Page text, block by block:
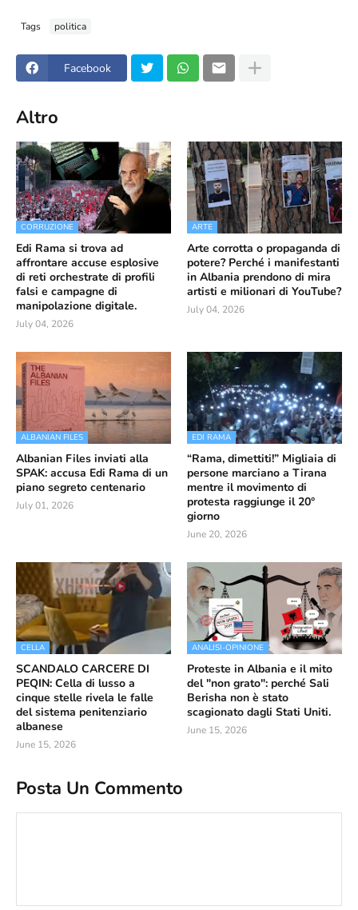
Tags politica
Facebook
Altro
CORRUZIONE
Edi Rama si trova ad
affrontare accuse esplosive
di reti orchestrate di profili
falsi e campagne di
manipolazione digitale.
July 04, 2026
ARTE
Arte corrotta o propaganda di
potere? Perché i manifestanti
in Albania prendono di mira
artisti e milionari di YouTube?
July 04, 2026
ALBANIAN FILES
Albanian Files inviati alla
SPAK: accusa Edi Rama di un
piano segreto centenario
July 01, 2026
EDI RAMA
“Rama, dimettiti!” Migliaia di
persone marciano a Tirana
mentre il movimento di
protesta raggiunge il 20°
giorno
June 20, 2026
CELLA
SCANDALO CARCERE DI
PEQIN: Cella di lusso a
cinque stelle rivela le falle
del sistema penitenziario
albanese
June 15, 2026
ANALISI-OPINIONE
Proteste in Albania e il mito
del "non grato": perché Sali
Berisha non è stato
scagionato dagli Stati Uniti.
June 15, 2026
Posta Un Commento